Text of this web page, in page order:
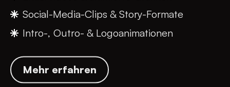
Social-Media-Clips & Story-Formate
Intro-, Outro- & Logoanimationen
Mehr erfahren